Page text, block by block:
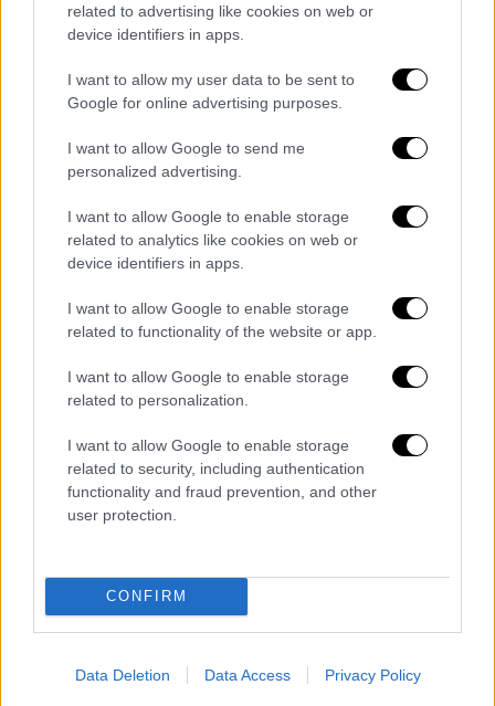
related to advertising like cookies on web or
device identifiers in apps.
I want to allow my user data to be sent to
Google for online advertising purposes.
I want to allow Google to send me
personalized advertising.
I want to allow Google to enable storage
related to analytics like cookies on web or
device identifiers in apps.
I want to allow Google to enable storage
related to functionality of the website or app.
I want to allow Google to enable storage
related to personalization.
I want to allow Google to enable storage
related to security, including authentication
functionality and fraud prevention, and other
user protection.
CONFIRM
Data Deletion Data Access Privacy Policy
Κόσμος|18.04.2025 22:10
Η πρόταση των ΗΠΑ σε Ρωσία -
Ουκρανία για κατάπαυση του πυρός, οι
απαιτήσεις των δύο χωρών και ο
εκνευρισμός του Τραμπ
στέλνοντας μήνυμα στη Ρωσία και την
Ουκρανία